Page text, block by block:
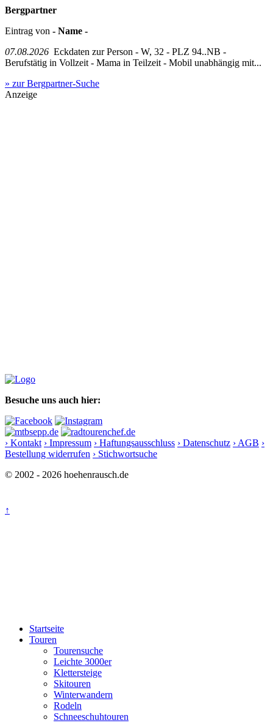
Bergpartner
Eintrag von - Name -
07.08.2026 Eckdaten zur Person - W, 32 - PLZ 94..NB -
Berufstätig in Vollzeit - Mama in Teilzeit - Mobil unabhängig mit...
» zur Bergpartner-Suche
Anzeige
Besuche uns auch hier:
› Kontakt › Impressum › Haftungsausschluss › Datenschutz › AGB ›
Bestellung widerrufen › Stichwortsuche
© 2002 - 2026 hoehenrausch.de
↑
Startseite
Touren
Tourensuche
Leichte 3000er
Klettersteige
Skitouren
Winterwandern
Rodeln
Schneeschuhtouren